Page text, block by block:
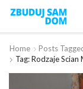
Home
Posts
Tag: Rodzaje